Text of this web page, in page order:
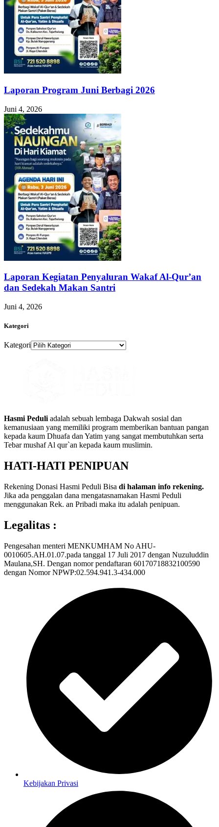
Laporan Program Juni Berbagi 2026
Juni 4, 2026
Laporan Kegiatan Penyaluran Wakaf Al-Qur’an
dan Sedekah Makan Santri
Juni 4, 2026
Kategori
Kategori
Hasmi Peduli adalah sebuah lembaga Dakwah sosial dan
kemanusiaan yang memiliki program memberikan bantuan pangan
kepada kaum Dhuafa dan Yatim yang sangat membutuhkan serta
Tebar mushaf Al qur`an kepada kaum muslimin.
HATI-HATI PENIPUAN
Rekening Donasi Hasmi Peduli Bisa di halaman info rekening.
Jika ada penggalan dana mengatasnamakan Hasmi Peduli
menggunakan Rek. an Pribadi maka itu adalah penipuan.
Legalitas :
Pengesahan menteri MENKUMHAM No AHU-
0010605.AH.01.07.pada tanggal 17 Juli 2017 dengan Nuzuluddin
Maulana,SH. Dengan nomor pendaftaran 60170718832100590
dengan Nomor NPWP:02.594.941.3-434.000
Kebijakan Privasi